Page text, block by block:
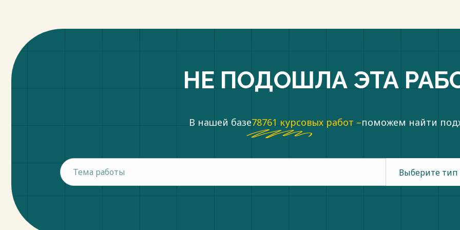
НЕ ПОДОШЛА ЭТА
В нашей базе78761 курсовых работ –поможем найти
Выберите тип